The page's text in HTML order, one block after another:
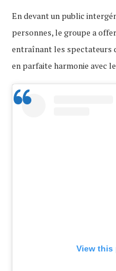
En devant un public
personnes, le groupe a
entraînant les spectateurs
en parfaite harmonie avec
View this